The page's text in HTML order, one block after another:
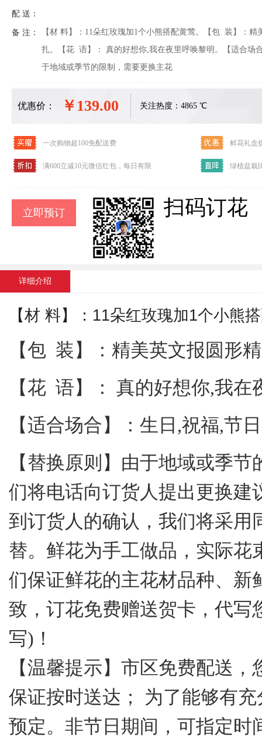
配 送：
备 注：
【材 料】：11朵红玫瑰加1个小熊搭配黄莺。【包 装】：
扎。【花 语】： 真的好想你,我在夜里呼唤黎明。【适合场
于地域或季节的限制，需要更换主花
优惠价： ￥139.00 关注热度：4865 ℃
一次购物超100免配送费 鲜花礼盒
满600立减10元微信红包，每日有限 绿植盆栽
扫码订花
详细介绍
【材 料】：11朵红玫瑰加1个小熊
【包 装】：精美英文报圆形
【花 语】： 真的好想你,我在
【适合场合】：生日,祝福,节
【替换原则】由于地域或季
们将电话向订货人提出更换建
到订货人的确认，我们将采用
替。鲜花为手工做品，实际花
们保证鲜花的主花材品种、新
致，订花免费赠送贺卡，代写
写)！
【温馨提示】市区免费配送
保证按时送达； 为了能够有
预定。非节日期间，可指定时